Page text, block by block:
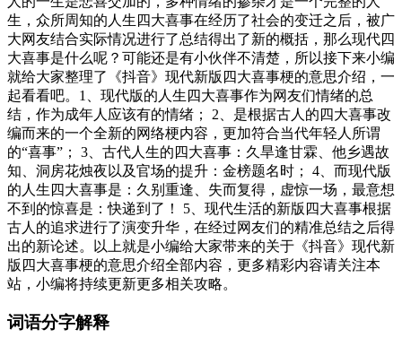
生，众所周知的人生四大喜事在经历了社会的变迁之后，被广
大网友结合实际情况进行了总结得出了新的概括，那么现代四
大喜事是什么呢？可能还是有小伙伴不清楚，所以接下来小编
就给大家整理了《抖音》现代新版四大喜事梗的意思介绍，一
起看看吧。1、现代版的人生四大喜事作为网友们情绪的总
结，作为成年人应该有的情绪； 2、是根据古人的四大喜事改
编而来的一个全新的网络梗内容，更加符合当代年轻人所谓
的“喜事”； 3、古代人生的四大喜事：久旱逢甘霖、他乡遇故
知、洞房花烛夜以及官场的提升：金榜题名时； 4、而现代版
的人生四大喜事是：久别重逢、失而复得，虚惊一场，最意想
不到的惊喜是：快递到了！ 5、现代生活的新版四大喜事根据
古人的追求进行了演变升华，在经过网友们的精准总结之后得
出的新论述。以上就是小编给大家带来的关于《抖音》现代新
版四大喜事梗的意思介绍全部内容，更多精彩内容请关注本
站，小编将持续更新更多相关攻略。
词语分字解释